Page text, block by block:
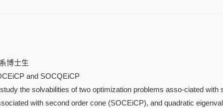
博士生
and SOCQEiCP
the solvabilities of two optimization problems asso-ciated with
with second order cone (SOCEiCP), and quadratic